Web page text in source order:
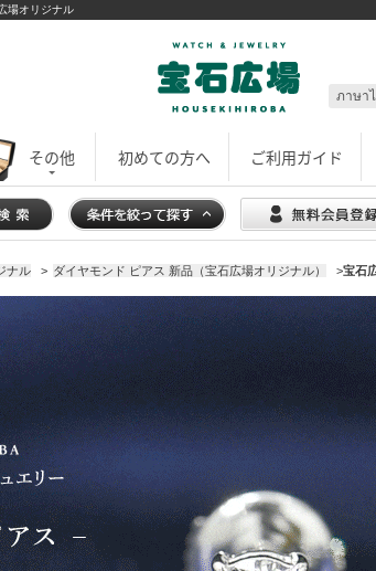
場オリジナル
ภาษา
その他 初めての方へ ご利用ガイド
ナル > ダイヤモンド ピアス 新品（宝石広場オリジナル） >宝石